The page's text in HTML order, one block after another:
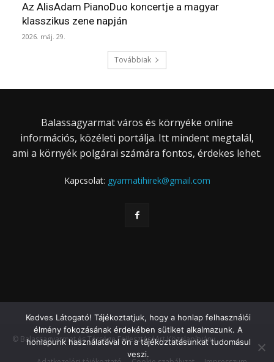
Az AlisAdam PianoDuo koncertje a magyar
klasszikus zene napján
2026. máj. 29.
Továbbiak
Balassagyarmat város és környéke online
információs, közéleti portálja. Itt mindent megtalál,
ami a környék polgárai számára fontos, érdekes lehet.
Kapcsolat: gyarmatihirek@gmail.com
© Balassagyarmat és Térsége Fejlesztéséért Közalapítvány
Kedves Látogató! Tájékoztatjuk, hogy a honlap felhasználói
élmény fokozásának érdekében sütiket alkalmazunk. A
honlapunk használatával ön a tájékoztatásunkat tudomásul
veszi.